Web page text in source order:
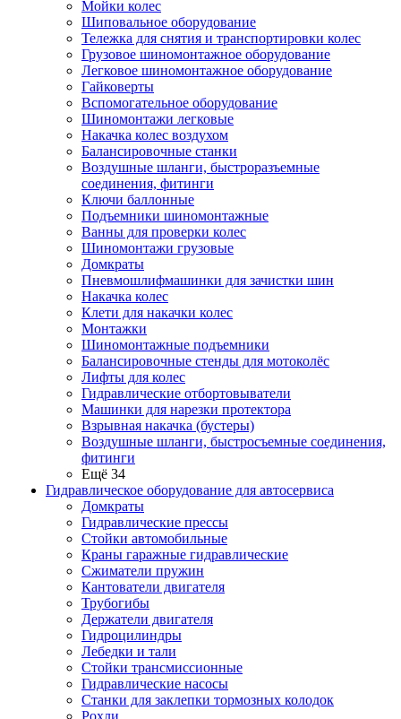
Мойки колес
Шиповальное оборудование
Тележка для снятия и транспортировки колес
Грузовое шиномонтажное оборудование
Легковое шиномонтажное оборудование
Гайковерты
Вспомогательное оборудование
Шиномонтажи легковые
Накачка колес воздухом
Балансировочные станки
Воздушные шланги, быстроразъемные
соединения, фитинги
Ключи баллонные
Подъемники шиномонтажные
Ванны для проверки колес
Шиномонтажи грузовые
Домкраты
Пневмошлифмашинки для зачистки шин
Накачка колес
Клети для накачки колес
Монтажки
Шиномонтажные подъемники
Балансировочные стенды для мотоколёс
Лифты для колес
Гидравлические отбортовыватели
Машинки для нарезки протектора
Взрывная накачка (бустеры)
Воздушные шланги, быстросъемные соединения,
фитинги
Ещё 34
Гидравлическое оборудование для автосервиса
Домкраты
Гидравлические прессы
Стойки автомобильные
Краны гаражные гидравлические
Сжиматели пружин
Кантователи двигателя
Трубогибы
Держатели двигателя
Гидроцилиндры
Лебедки и тали
Стойки трансмиссионные
Гидравлические насосы
Cтанки для заклепки тормозных колодок
Рохли